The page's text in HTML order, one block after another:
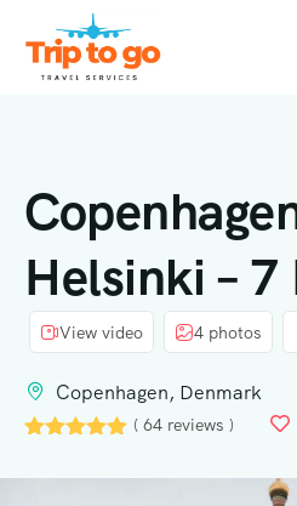
Helsinki – 7
View video 4 photos
Copenhagen, Denmark
( 64 reviews )